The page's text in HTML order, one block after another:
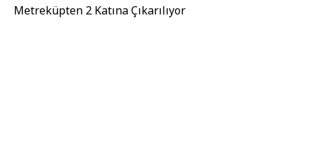
Metreküpten 2 Katına Çıkarılıyor